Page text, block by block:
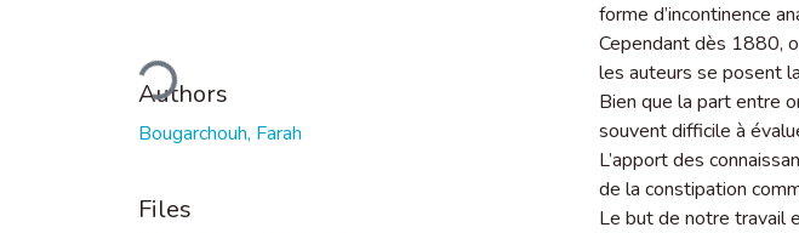
Loading...
Authors
Bougarchouh, Farah
Files
forme d’incontinence
Cependant dès 1880,
les auteurs se posent
Bien que la part entre
souvent difficile à
L’apport des
de la constipation
Le but de notre travail